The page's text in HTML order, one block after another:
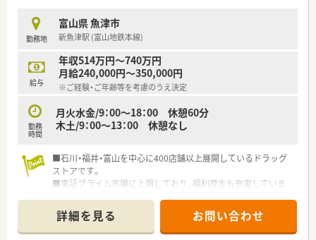
■育児休暇は3歳まで取得が可能で、時短制度は小学5年生まで
時短勤務ができるよう変更予定です。
■年間休日が120日とワークライフバランスが整っています
■日用品から常備薬まで、従業員割引制度など嬉しいメリットも
たくさんあります！
勤務地
富山県 魚津市
新魚津駅 (富山地鉄本線)
給与
年収514万円～740万円
月給240,000円～350,000円
※ご経験・ご年齢等を考慮のうえ決定
勤務
時間
月火水金/9：00～18：00 休憩60分
木土/9：00～13：00 休憩なし
■石川・福井・富山を中心に400店舗以上展開しているドラッグ
ストアです。
■東証プライム市場に上場しており、福利厚生も充実していま
■薬剤師としてはもちろん、バイヤーなど幅広くキャリアアップ
できる環境です。
詳細を見る お問い合わせ